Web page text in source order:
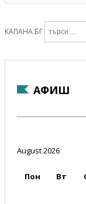
КАПАНА.БГ
АФИШ
August 2026
Пон Вт